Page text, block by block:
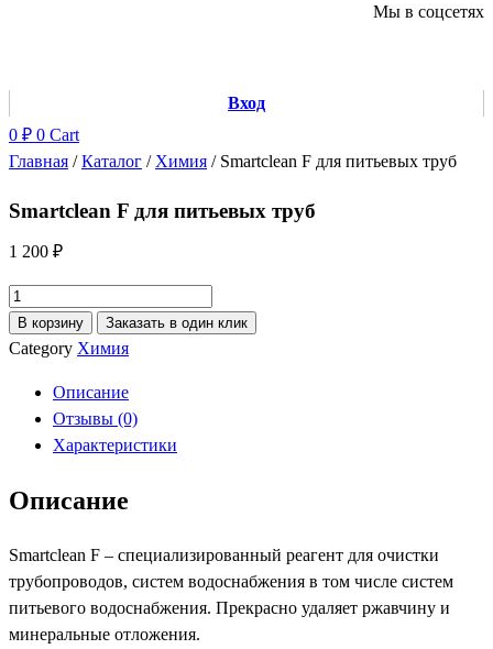
Мы в соцсетях
Вход
0 ₽ 0 Cart
Главная /Каталог / Химия / Smartclean F для питьевых труб
Smartclean F для питьевых труб
1 200 ₽
Количество
товара
Smartclean
питьевых
труб
В корзину Заказать в один клик
Category Химия
Описание
Отзывы (0)
Характеристики
Описание
Smartclean F – специализированный реагент для очистки
трубопроводов, систем водоснабжения в том числе систем
питьевого водоснабжения. Прекрасно удаляет ржавчину и
минеральные отложения.